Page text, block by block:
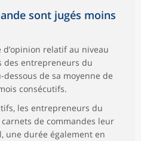
sont jugés moins
d’opinion relatif au niveau
des entrepreneurs du
de sa moyenne de
consécutifs.
les entrepreneurs du
de commandes leur
une durée également en